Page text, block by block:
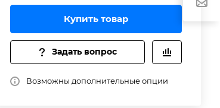
Купить товар
Задать вопрос
Возможны дополнительные опции